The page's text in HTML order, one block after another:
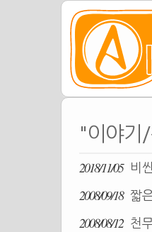
"이야기
2018/11/05 비
2008/09/18 짧
2008/08/12
천